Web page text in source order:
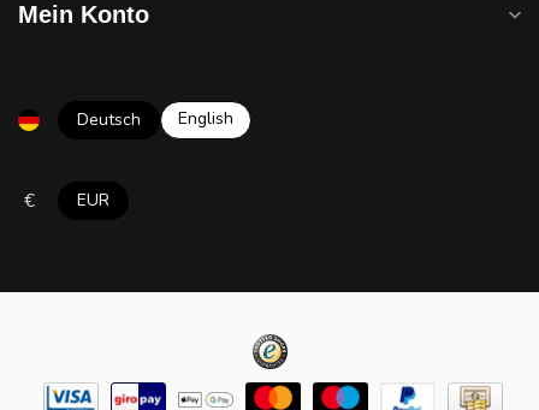
Mein Konto
Deutsch English
€ EUR